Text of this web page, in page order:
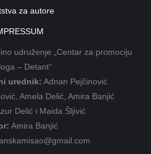
za autore
udruženje „Centar za promociju
– Detant“
urednik: Adnan Pejčinović
Amela Delić, Amira Banjić
Delić i Maida Šljivić
Amira Banjić